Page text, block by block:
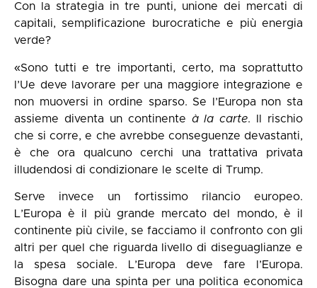
Con la strategia in tre punti, unione dei mercati di
capitali, semplificazione burocratiche e più energia
verde?
«Sono tutti e tre importanti, certo, ma soprattutto
l’Ue deve lavorare per una maggiore integrazione e
non muoversi in ordine sparso. Se l’Europa non sta
assieme diventa un continente à la carte. Il rischio
che si corre, e che avrebbe conseguenze devastanti,
è che ora qualcuno cerchi una trattativa privata
illudendosi di condizionare le scelte di Trump.
Serve invece un fortissimo rilancio europeo.
L’Europa è il più grande mercato del mondo, è il
continente più civile, se facciamo il confronto con gli
altri per quel che riguarda livello di diseguaglianze e
la spesa sociale. L’Europa deve fare l’Europa.
Bisogna dare una spinta per una politica economica